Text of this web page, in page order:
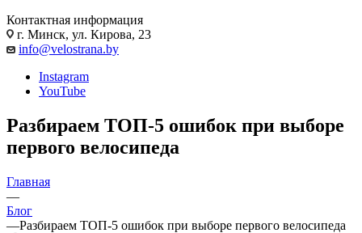
Контактная информация
г. Минск, ул. Кирова, 23
info@velostrana.by
Instagram
YouTube
Разбираем ТОП-5 ошибок при выборе
первого велосипеда
Главная
—
Блог
—Разбираем ТОП-5 ошибок при выборе первого велосипеда